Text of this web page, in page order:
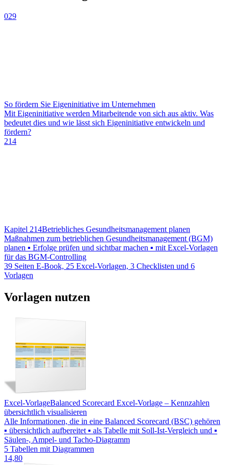
029
So fördern Sie Eigeninitiative im Unternehmen
Mit Eigeninitiative werden Mitarbeitende von sich aus aktiv. Was
bedeutet dies und wie lässt sich Eigeninitiative entwickeln und
fördern?
214
Kapitel 214Betriebliches Gesundheitsmanagement planen
Maßnahmen zum betrieblichen Gesundheitsmanagement (BGM)
planen ▪ Erfolge prüfen und sichtbar machen ▪ mit Excel-Vorlagen
für das BGM-Controlling
39 Seiten E-Book, 25 Excel-Vorlagen, 3 Checklisten und 6
Vorlagen
Vorlagen nutzen
Excel-VorlageBalanced Scorecard Excel-Vorlage – Kennzahlen
übersichtlich visualisieren
Alle Informationen, die in eine Balanced Scorecard (BSC) gehören
▪ übersichtlich aufbereitet ▪ als Tabelle mit Soll-Ist-Vergleich und ▪
Säulen-, Ampel- und Tacho-Diagramm
5 Tabellen mit Diagrammen
14,80